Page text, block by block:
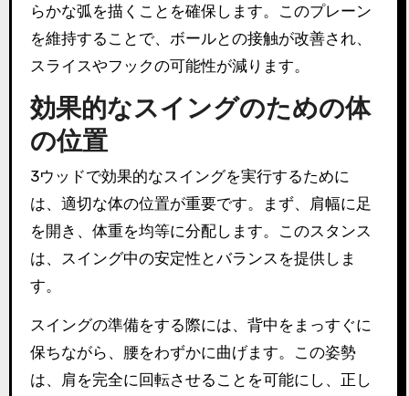
らかな弧を描くことを確保します。このプレーン
を維持することで、ボールとの接触が改善され、
スライスやフックの可能性が減ります。
効果的なスイングのための体
の位置
3ウッドで効果的なスイングを実行するために
は、適切な体の位置が重要です。まず、肩幅に足
を開き、体重を均等に分配します。このスタンス
は、スイング中の安定性とバランスを提供しま
す。
スイングの準備をする際には、背中をまっすぐに
保ちながら、腰をわずかに曲げます。この姿勢
は、肩を完全に回転させることを可能にし、正し